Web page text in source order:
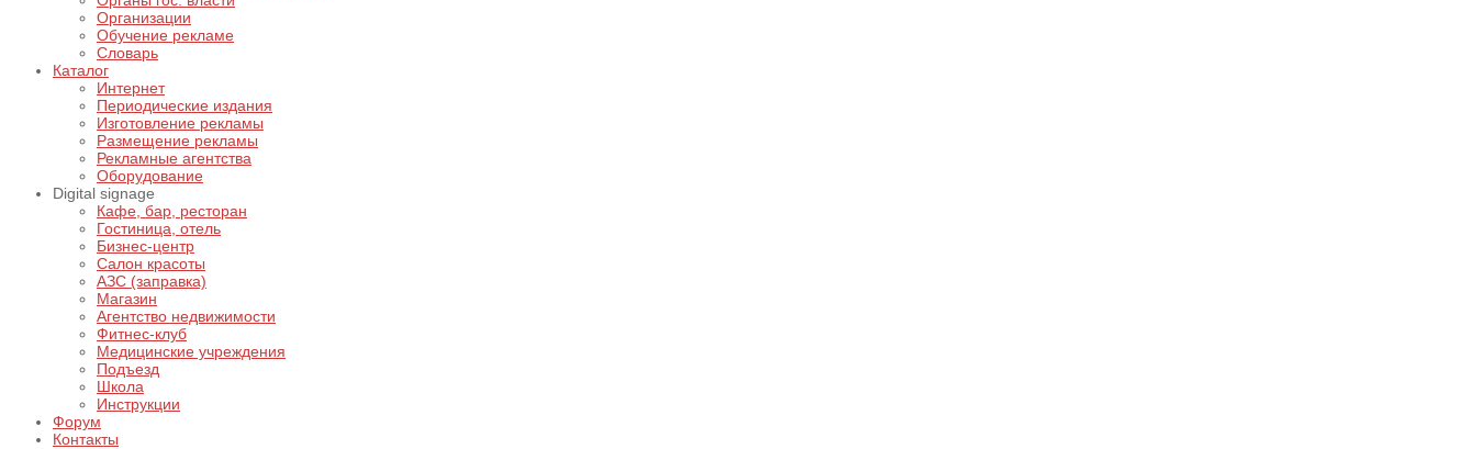
Организации
Обучение рекламе
Словарь
Каталог
Интернет
Периодические издания
Изготовление рекламы
Размещение рекламы
Рекламные агентства
Оборудование
Digital signage
Кафе, бар, ресторан
Гостиница, отель
Бизнес-центр
Салон красоты
АЗС (заправка)
Магазин
Агентство недвижимости
Фитнес-клуб
Медицинские учреждения
Подъезд
Школа
Инструкции
Форум
Контакты